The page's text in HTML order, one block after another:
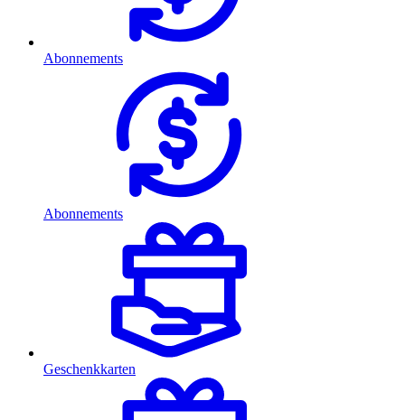
Abonnements
Abonnements
Geschenkkarten